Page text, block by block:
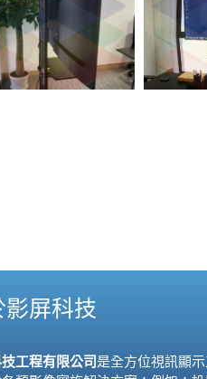
影屏科技
工程有限公司是全方位視訊顯